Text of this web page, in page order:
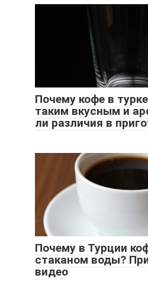
Почему кофе в
таким вкусным и
ли различия в
Почему в Турции
стаканом воды?
видео